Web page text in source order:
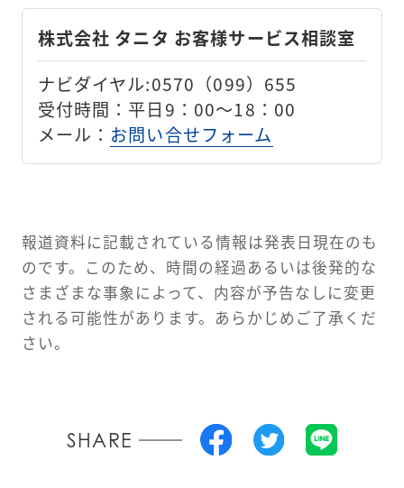
株式会社 タニタ お客様サービス相談室
ナビダイヤル:0570（099）655
受付時間：平日9：00～18：00
メール： お問い合せフォーム
報道資料に記載されている情報は発表日現在のも
のです。このため、時間の経過あるいは後発的な
さまざまな事象によって、内容が予告なしに変更
される可能性があります。あらかじめご了承くだ
さい。
SHARE